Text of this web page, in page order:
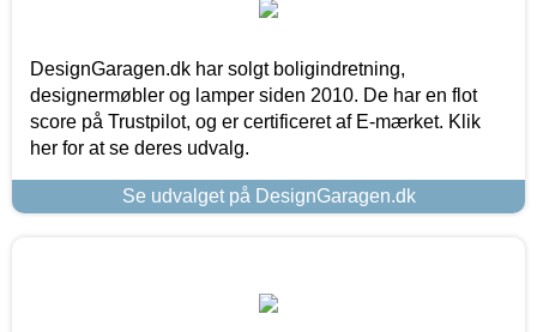
DesignGaragen.dk har solgt boligindretning,
designermøbler og lamper siden 2010. De har en flot
score på Trustpilot, og er certificeret af E-mærket. Klik
her for at se deres udvalg.
Se udvalget på DesignGaragen.dk